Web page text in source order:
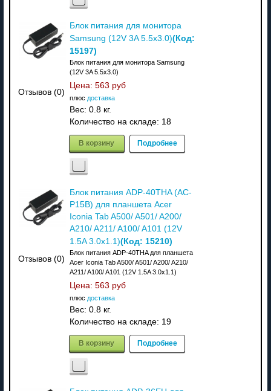
Отзывов (0)
Блок питания для монитора
Samsung (12V 3A 5.5x3.0)(Код:
15197)
Блок питания для монитора Samsung
(12V 3A 5.5x3.0)
Цена: 563 руб
плюс доставка
Вес: 0.8 кг.
Количество на складе: 18
В корзину Подробнее
Отзывов (0)
Блок питания ADP-40THA (AC-
P15B) для планшета Acer
Iconia Tab A500/ A501/ A200/
A210/ A211/ A100/ A101 (12V
1.5A 3.0x1.1)(Код: 15210)
Блок питания ADP-40THA для планшета
Acer Iconia Tab A500/ A501/ A200/ A210/
A211/ A100/ A101 (12V 1.5A 3.0x1.1)
Цена: 563 руб
плюс доставка
Вес: 0.8 кг.
Количество на складе: 19
В корзину Подробнее